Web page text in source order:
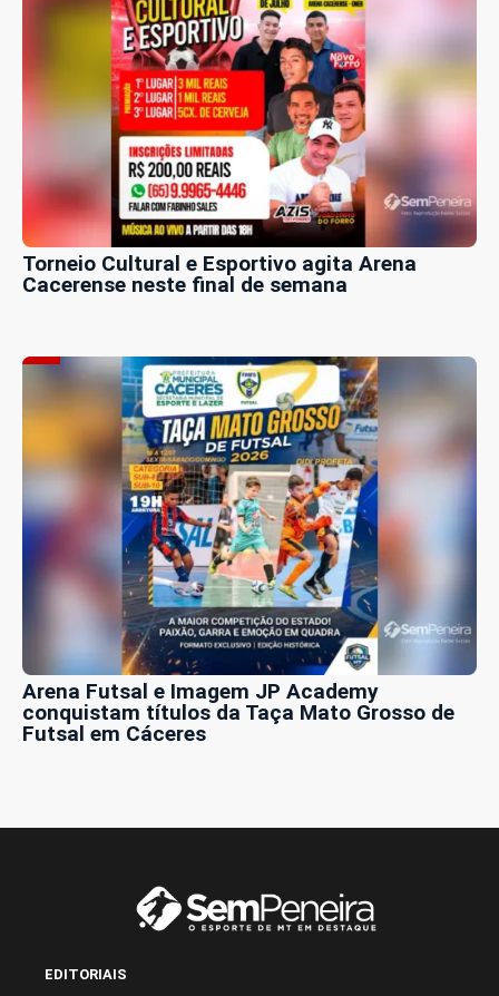
Torneio Cultural e Esportivo agita Arena
Cacerense neste final de semana
Arena Futsal e Imagem JP Academy
conquistam títulos da Taça Mato Grosso de
Futsal em Cáceres
EDITORIAIS